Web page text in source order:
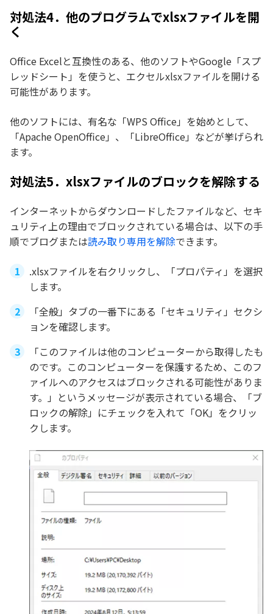
対処法4．他のプログラムでxlsxファイルを開
く
Office Excelと互換性のある、他のソフトやGoogle「スプ
レッドシート」を使うと、エクセルxlsxファイルを開ける
可能性があります。
他のソフトには、有名な「WPS Office」を始めとして、
「Apache OpenOffice」、「LibreOffice」などが挙げられ
ます。
対処法5．xlsxファイルのブロックを解除する
インターネットからダウンロードしたファイルなど、セキ
ュリティ上の理由でブロックされている場合は、以下の手
順でブログまたは読み取り専用を解除できます。
.xlsxファイルを右クリックし、「プロパティ」を選択
します。
「全般」タブの一番下にある「セキュリティ」セクシ
ョンを確認します。
「このファイルは他のコンピューターから取得したも
のです。このコンピューターを保護するため、このフ
ァイルへのアクセスはブロックされる可能性がありま
す。」というメッセージが表示されている場合、「ブ
ロックの解除」にチェックを入れて「OK」をクリッ
クします。